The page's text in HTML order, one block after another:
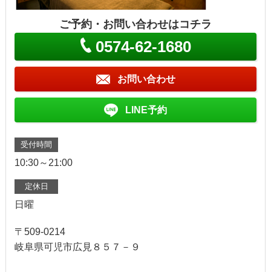
ご予約・お問い合わせはコチラ
0574-62-1680
お問い合わせ
LINE予約
受付時間
10:30～21:00
定休日
日曜
〒509-0214
岐阜県可児市広見８５７－９